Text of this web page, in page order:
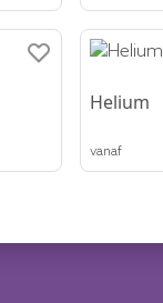
Helium
vanaf